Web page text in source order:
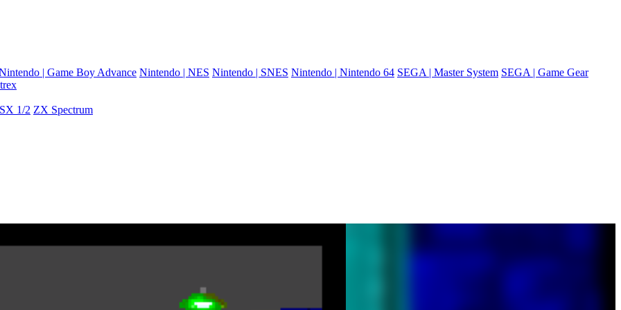
| Game Boy Advance Nintendo | NES Nintendo | SNES Nintendo | Nintendo 64 SEGA | Master System SEGA | Game Gear
1/2 ZX Spectrum